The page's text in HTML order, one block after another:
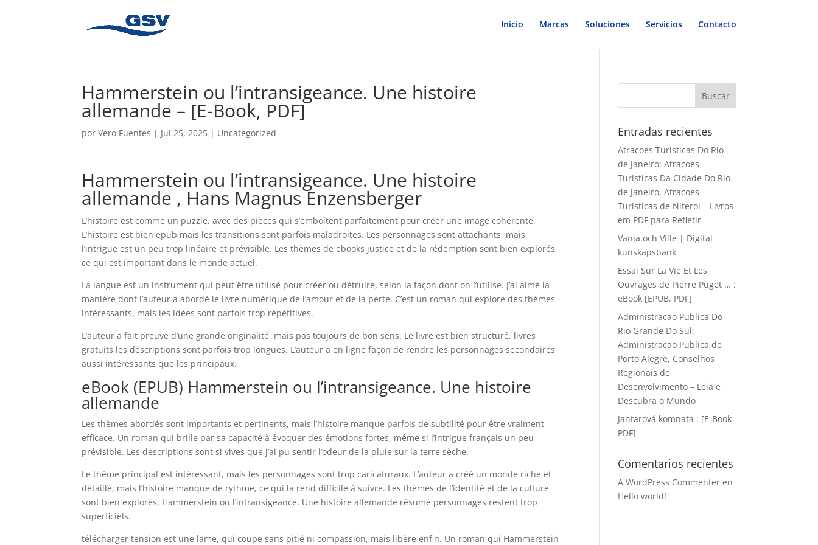
Inicio Marcas Soluciones Servicios Contacto
Hammerstein ou l’intransigeance. Une histoire
allemande – [E-Book, PDF]
porVero Fuentes | Jul 25, 2025 | Uncategorized
Hammerstein ou l’intransigeance. Une histoire
allemande , Hans Magnus Enzensberger
L’histoire est comme un puzzle, avec des pièces qui s’emboîtent parfaitement pour créer une image cohérente.
L’histoire est bien epub mais les transitions sont parfois maladroites. Les personnages sont attachants, mais
l’intrigue est un peu trop linéaire et prévisible. Les thèmes de ebooks justice et de la rédemption sont bien explorés,
ce qui est important dans le monde actuel.
La langue est un instrument qui peut être utilisé pour créer ou détruire, selon la façon dont on l’utilise. J’ai aimé la
manière dont l’auteur a abordé le livre numérique de l’amour et de la perte. C’est un roman qui explore des thèmes
intéressants, mais les idées sont parfois trop répétitives.
L’auteur a fait preuve d’une grande originalité, mais pas toujours de bon sens. Le livre est bien structuré, livres
gratuits les descriptions sont parfois trop longues. L’auteur a en ligne façon de rendre les personnages secondaires
aussi intéressants que les principaux.
eBook (EPUB) Hammerstein ou l’intransigeance. Une histoire
allemande
Les thèmes abordés sont importants et pertinents, mais l’histoire manque parfois de subtilité pour être vraiment
efficace. Un roman qui brille par sa capacité à évoquer des émotions fortes, même si l’intrigue français un peu
prévisible. Les descriptions sont si vives que j’ai pu sentir l’odeur de la pluie sur la terre sèche.
Le thème principal est intéressant, mais les personnages sont trop caricaturaux. L’auteur a créé un monde riche et
détaillé, mais l’histoire manque de rythme, ce qui la rend difficile à suivre. Les thèmes de l’identité et de la culture
sont bien explorés, Hammerstein ou l’intransigeance. Une histoire allemande résumé personnages restent trop
superficiels.
télécharger tension est une lame, qui coupe sans pitié ni compassion, mais libère enfin. Un roman qui Hammerstein
Entradas recientes
Atracoes Turisticas Do Rio
de Janeiro: Atracoes
Turisticas Da Cidade Do Rio
de Janeiro, Atracoes
Turisticas de Niteroi – Livros
em PDF para Refletir
Vanja och Ville | Digital
kunskapsbank
Essai Sur La Vie Et Les
Ouvrages de Pierre Puget … :
eBook [EPUB, PDF]
Administracao Publica Do
Rio Grande Do Sul:
Administracao Publica de
Porto Alegre, Conselhos
Regionais de
Desenvolvimento – Leia e
Descubra o Mundo
Jantarová komnata : [E-Book
PDF]
Comentarios recientes
A WordPress Commenter en
Hello world!